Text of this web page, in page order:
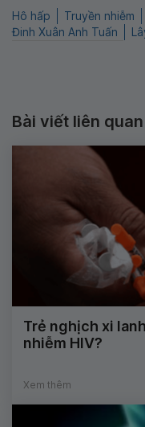
Hô hấp Truyền nhiễm
Đinh Xuân Anh Tuấn
Bài viết liên quan
Trẻ nghịch xi
nhiễm HIV?
Xem thêm